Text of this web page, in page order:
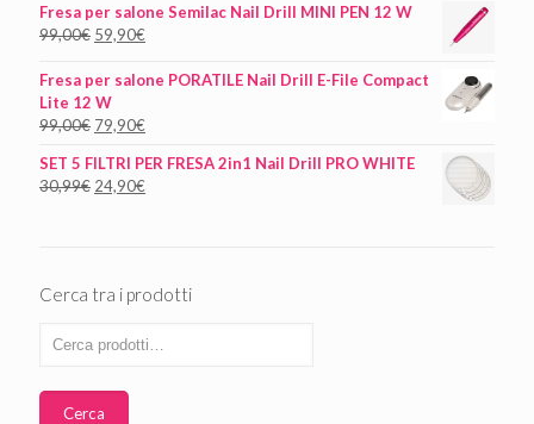
Fresa per salone Semilac Nail Drill MINI PEN 12 W
99,00€ 59,90€
Fresa per salone PORATILE Nail Drill E-File Compact
Lite 12 W
99,00€ 79,90€
SET 5 FILTRI PER FRESA 2in1 Nail Drill PRO WHITE
30,99€ 24,90€
Cerca tra i prodotti
Cerca